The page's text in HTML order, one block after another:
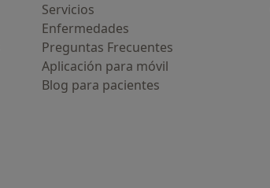
Servicios
Enfermedades
Preguntas Frecuentes
Aplicación para móvil
Blog para pacientes